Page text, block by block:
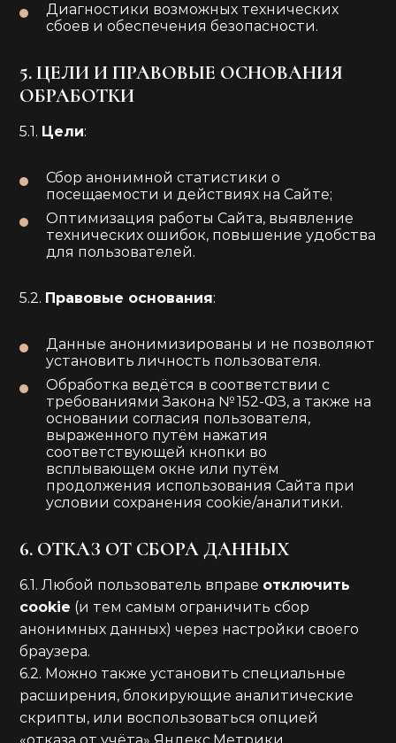
Диагностики возможных технических
сбоев и обеспечения безопасности.
5. ЦЕЛИ И ПРАВОВЫЕ ОСНОВАНИЯ
ОБРАБОТКИ
5.1. Цели:
Сбор анонимной статистики о
посещаемости и действиях на Сайте;
Оптимизация работы Сайта, выявление
технических ошибок, повышение удобства
для пользователей.
5.2. Правовые основания:
Данные анонимизированы и не позволяют
установить личность пользователя.
Обработка ведётся в соответствии с
требованиями Закона № 152-ФЗ, а также на
основании согласия пользователя,
выраженного путём нажатия
соответствующей кнопки во
всплывающем окне или путём
продолжения использования Сайта при
условии сохранения cookie/аналитики.
6. ОТКАЗ ОТ СБОРА ДАННЫХ
6.1. Любой пользователь вправе отключить
cookie (и тем самым ограничить сбор
анонимных данных) через настройки своего
браузера.
6.2. Можно также установить специальные
расширения, блокирующие аналитические
скрипты, или воспользоваться опцией